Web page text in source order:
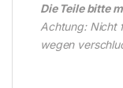
Die Teile bitte
Achtung: Nicht
wegen